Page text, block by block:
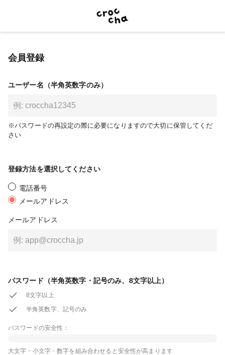
会員登録
ユーザー名（半角英数字のみ）
※パスワードの再設定の際に必要になりますので大切に保管してくだ
さい
登録方法を選択してください
電話番号
メールアドレス
メールアドレス
パスワード（半角英数字・記号のみ、8文字以上）
8文字以上
半角英数字、記号のみ
パスワードの安全性：
大文字・小文字・数字を組み合わせると安全性が高まります